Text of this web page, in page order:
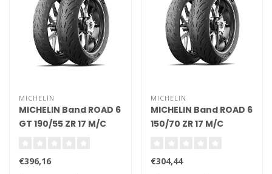
MICHELIN
MICHELIN Band ROAD 6
GT 190/55 ZR 17 M/C
€396,16
MICHELIN
MICHELIN Band ROAD 6
150/70 ZR 17 M/C
€304,44